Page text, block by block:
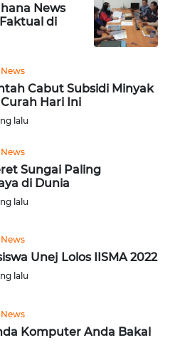
News
di
Cabut Subsidi Minyak
Hari Ini
lalu
Sungai Paling
di Dunia
lalu
Unej Lolos IISMA 2022
lalu
Komputer Anda Bakal